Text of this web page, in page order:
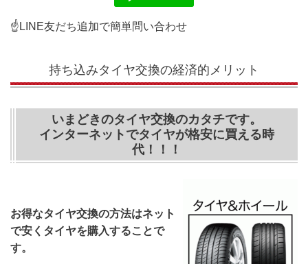
☝LINE友だち追加で簡単問い合わせ
持ち込みタイヤ交換の経済的メリット
いまどきのタイヤ交換のカタチです。
インターネットでタイヤが格安に買える時
代！！！
お得なタイヤ交換の方法はネット
で安くタイヤを購入することで
す。